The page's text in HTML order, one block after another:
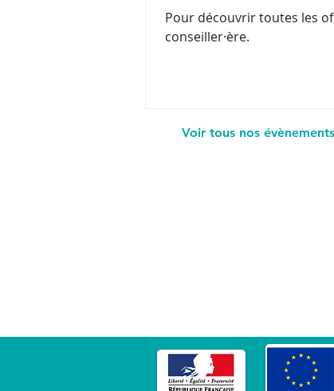
Pour découvrir toutes les
conseiller·ère.
Voir tous nos évènements